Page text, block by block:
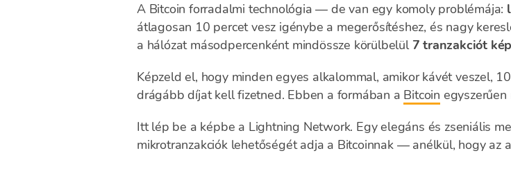
A Bitcoin forradalmi technológia — de van egy komoly problémája:
átlagosan 10 percet vesz igénybe a megerősítéshez, és nagy
a hálózat másodpercenként mindössze körülbelül 7 tranzakciót
Képzeld el, hogy minden egyes alkalommal, amikor kávét veszel,
drágább díjat kell fizetned. Ebben a formában a Bitcoin
Itt lép be a képbe a Lightning Network. Egy elegáns és zseniális
mikrotranzakciók lehetőségét adja a Bitcoinnak — anélkül, hogy az